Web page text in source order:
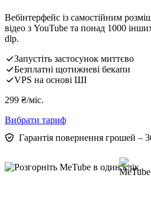
Вебінтерфейс із самостійним
відео з YouTube та понад 1000
dlp.
Запустіть застосунок миттєво
Безплатні щотижневі бекапи
VPS на основі ШІ
299 ₴/міс.
Вибрати тариф
Гарантія повернення грошей –